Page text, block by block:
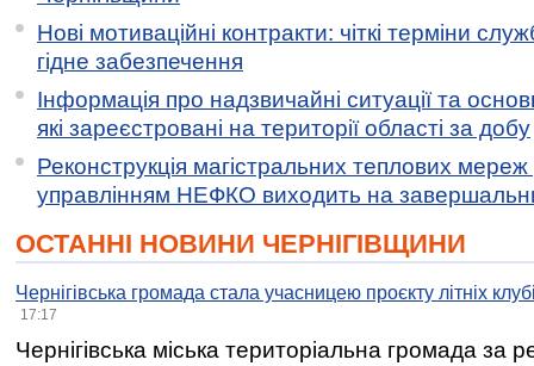
Нові мотиваційні контракти: чіткі терміни
гідне забезпечення
Інформація про надзвичайні ситуації та
які зареєстровані на території області за добу
Реконструкція магістральних теплових мереж
управлінням НЕФКО виходить на
ОСТАННІ НОВИНИ ЧЕРНІГІВЩИНИ
Чернігівська громада стала учасницею проєкту літніх
17:17
Чернігівська міська територіальна громада за